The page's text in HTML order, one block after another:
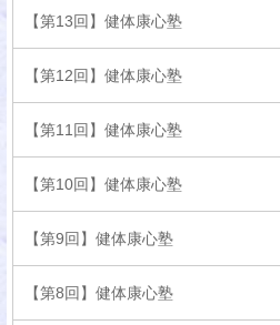
【第13回】健体康心塾
【第12回】健体康心塾
【第11回】健体康心塾
【第10回】健体康心塾
【第9回】健体康心塾
【第8回】健体康心塾